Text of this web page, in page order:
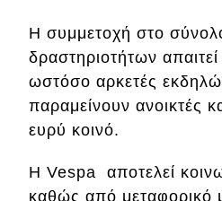
Η συμμετοχή στο
δραστηριοτήτων
ωστόσο αρκετές
παραμείνουν ανοικτές
ευρύ κοινό.
Η Vespa αποτελεί
καθώς από μεταφορικό